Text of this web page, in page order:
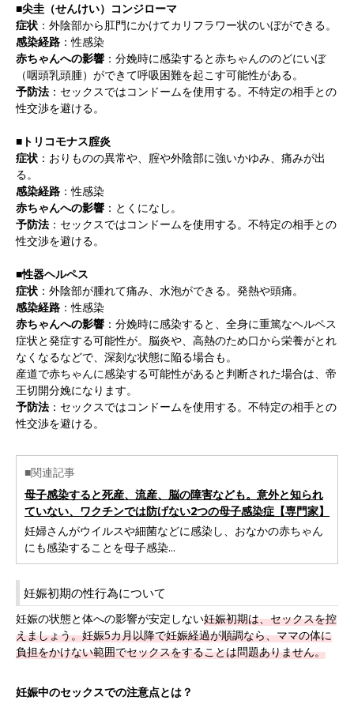
■尖圭（せんけい）コンジローマ
症状 ：外陰部から肛門にかけてカリフラワー状のいぼができる。
感染経路 ：性感染
赤ちゃんへの影響 ：分娩時に感染すると赤ちゃんののどにいぼ
（咽頭乳頭腫）ができて呼吸困難を起こす可能性がある。
予防法 ：セックスではコンドームを使用する。不特定の相手との
性交渉を避ける。
■トリコモナス腟炎
症状 ：おりものの異常や、腟や外陰部に強いかゆみ、痛みが出
る。
感染経路 ：性感染
赤ちゃんへの影響 ：とくになし。
予防法 ：セックスではコンドームを使用する。不特定の相手との
性交渉を避ける。
■性器ヘルペス
症状 ：外陰部が腫れて痛み、水泡ができる。発熱や頭痛。
感染経路 ：性感染
赤ちゃんへの影響 ：分娩時に感染すると、全身に重篤なヘルペス
症状と発症する可能性が。脳炎や、高熱のため口から栄養がとれ
なくなるなどで、深刻な状態に陥る場合も。
産道で赤ちゃんに感染する可能性があると判断された場合は、帝
王切開分娩になります。
予防法 ：セックスではコンドームを使用する。不特定の相手との
性交渉を避ける。
■関連記事
母子感染すると死産、流産、脳の障害なども。意外と知られ
ていない、ワクチンでは防げない2つの母子感染症【専門家】
妊婦さんがウイルスや細菌などに感染し、おなかの赤ちゃん
にも感染することを母子感染...
妊娠初期の性行為について
妊娠の状態と体への影響が安定しない妊娠初期は、セックスを控
えましょう。妊娠5カ月以降で妊娠経過が順調なら、ママの体に
負担をかけない範囲でセックスをすることは問題ありません。
妊娠中のセックスでの注意点とは？